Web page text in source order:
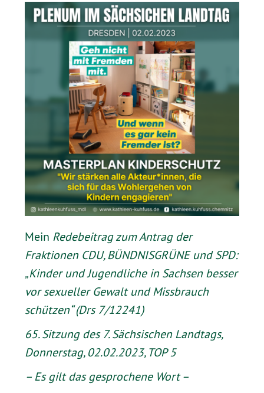
Mein Redebeitrag zum Antrag der
Fraktionen CDU, BÜNDNISGRÜNE und SPD:
„Kinder und Jugendliche in Sachsen besser
vor sexueller Gewalt und Missbrauch
schützen“ (Drs 7/12241)
65. Sitzung des 7. Sächsischen Landtags,
Donnerstag, 02.02.2023, TOP 5
– Es gilt das gesprochene Wort–